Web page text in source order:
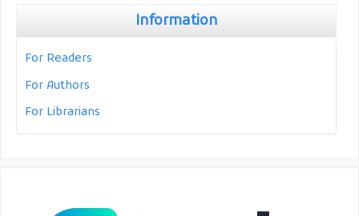
Information
For Readers
For Authors
For Librarians